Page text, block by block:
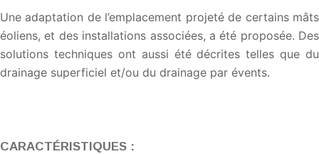
Une adaptation de l’emplacement projeté de certains mâts
éoliens, et des installations associées, a été proposée. Des
solutions techniques ont aussi été décrites telles que du
drainage superficiel et/ou du drainage par évents.
CARACTÉRISTIQUES :